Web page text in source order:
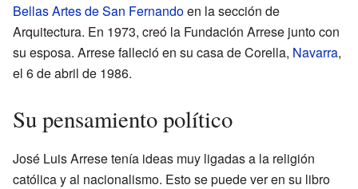
Bellas Artes de San Fernandoen la sección de
Arquitectura. En 1973, creó la Fundación Arrese junto con
su esposa. Arrese falleció en su casa de Corella, Navarra,
el 6 de abril de 1986.
Su pensamiento político
José Luis Arrese tenía ideas muy ligadas a la religión
católica y al nacionalismo. Esto se puede ver en su libro